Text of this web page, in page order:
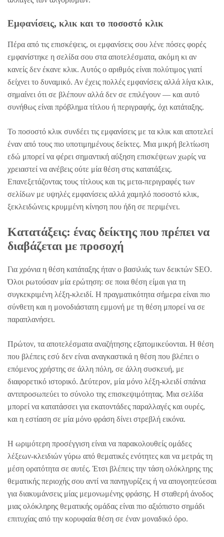
Εμφανίσεις, κλικ και το ποσοστό κλικ
Πέρα από τις επισκέψεις, οι εμφανίσεις σου λένε πόσες φορές
εμφανίστηκε η σελίδα σου στα αποτελέσματα, ακόμη κι αν
κανείς δεν έκανε κλικ. Αυτός ο αριθμός είναι πολύτιμος γιατί
δείχνει το δυναμικό. Αν έχεις πολλές εμφανίσεις αλλά λίγα κλικ,
σημαίνει ότι σε βλέπουν αλλά δεν σε επιλέγουν — και αυτό
συνήθως είναι πρόβλημα τίτλου ή περιγραφής, όχι κατάταξης.
Το ποσοστό κλικ συνδέει τις εμφανίσεις με τα κλικ και αποτελεί
έναν από τους πιο υποτιμημένους δείκτες. Μια μικρή βελτίωση
εδώ μπορεί να φέρει σημαντική αύξηση επισκέψεων χωρίς να
χρειαστεί να ανέβεις ούτε μία θέση στις κατατάξεις.
Επανεξετάζοντας τους τίτλους και τις μετα-περιγραφές των
σελίδων με υψηλές εμφανίσεις αλλά χαμηλό ποσοστό κλικ,
ξεκλειδώνεις κρυμμένη κίνηση που ήδη σε περιμένει.
Κατατάξεις: ένας δείκτης που πρέπει να
διαβάζεται με προσοχή
Για χρόνια η θέση κατάταξης ήταν ο βασιλιάς των δεικτών SEO.
Όλοι ρωτούσαν μία ερώτηση: σε ποια θέση είμαι για τη
συγκεκριμένη λέξη-κλειδί. Η πραγματικότητα σήμερα είναι πιο
σύνθετη και η μονοδιάστατη εμμονή με τη θέση μπορεί να σε
παραπλανήσει.
Πρώτον, τα αποτελέσματα αναζήτησης εξατομικεύονται. Η θέση
που βλέπεις εσύ δεν είναι αναγκαστικά η θέση που βλέπει ο
επόμενος χρήστης σε άλλη πόλη, σε άλλη συσκευή, με
διαφορετικό ιστορικό. Δεύτερον, μία μόνο λέξη-κλειδί σπάνια
αντιπροσωπεύει το σύνολο της επισκεψιμότητας. Μια σελίδα
μπορεί να κατατάσσει για εκατοντάδες παραλλαγές και ουρές,
και η εστίαση σε μία μόνο φράση δίνει στρεβλή εικόνα.
Η ωριμότερη προσέγγιση είναι να παρακολουθείς ομάδες
λέξεων-κλειδιών γύρω από θεματικές ενότητες και να μετράς τη
μέση ορατότητα σε αυτές. Έτσι βλέπεις την τάση ολόκληρης της
θεματικής περιοχής σου αντί να πανηγυρίζεις ή να απογοητεύεσαι
για διακυμάνσεις μίας μεμονωμένης φράσης. Η σταθερή άνοδος
μιας ολόκληρης θεματικής ομάδας είναι πιο αξιόπιστο σημάδι
επιτυχίας από την κορυφαία θέση σε έναν μοναδικό όρο.